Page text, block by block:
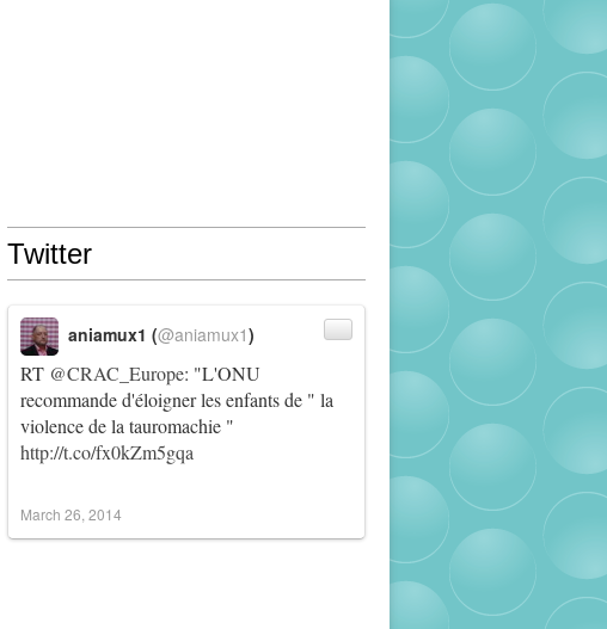
Twitter
RT @CRAC_Europe: "L'ONU
recommande d'éloigner les enfants de " la
violence de la tauromachie "
http://t.co/fx0kZm5gqa
aniamux1 (@aniamux1)
March 26, 2014